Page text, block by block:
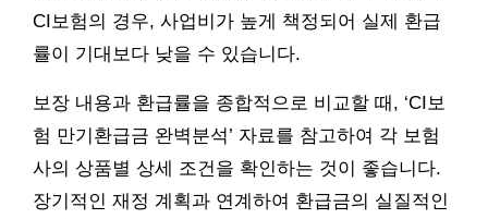
CI보험의 경우, 사업비가 높게 책정되어 실제 환급
률이 기대보다 낮을 수 있습니다.
보장 내용과 환급률을 종합적으로 비교할 때, ‘CI보
험 만기환급금 완벽분석’ 자료를 참고하여 각 보험
사의 상품별 상세 조건을 확인하는 것이 좋습니다.
장기적인 재정 계획과 연계하여 환급금의 실질적인